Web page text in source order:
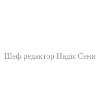
Шеф-редактор Надія